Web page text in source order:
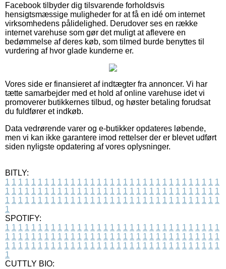
Facebook tilbyder dig tilsvarende forholdsvis
hensigtsmæssige muligheder for at få en idé om internet
virksomhedens pålidelighed. Derudover ses en række
internet varehuse som gør det muligt at aflevere en
bedømmelse af deres køb, som tilmed burde benyttes til
vurdering af hvor glade kunderne er.
Vores side er finansieret af indtægter fra annoncer. Vi har
tætte samarbejder med et hold af online varehuse idet vi
promoverer butikkernes tilbud, og høster betaling forudsat
du fuldfører et indkøb.
Data vedrørende varer og e-butikker opdateres løbende,
men vi kan ikke garantere imod rettelser der er blevet udført
siden nyligste opdatering af vores oplysninger.
BITLY:
1 1 1 1 1 1 1 1 1 1 1 1 1 1 1 1 1 1 1 1 1 1 1 1 1 1 1 1 1 1 1 1 1
1 1 1 1 1 1 1 1 1 1 1 1 1 1 1 1 1 1 1 1 1 1 1 1 1 1 1 1 1 1 1 1 1
1 1 1 1 1 1 1 1 1 1 1 1 1 1 1 1 1 1 1 1 1 1 1 1 1 1 1 1 1 1 1 1 1
1
SPOTIFY:
1 1 1 1 1 1 1 1 1 1 1 1 1 1 1 1 1 1 1 1 1 1 1 1 1 1 1 1 1 1 1 1 1
1 1 1 1 1 1 1 1 1 1 1 1 1 1 1 1 1 1 1 1 1 1 1 1 1 1 1 1 1 1 1 1 1
1 1 1 1 1 1 1 1 1 1 1 1 1 1 1 1 1 1 1 1 1 1 1 1 1 1 1 1 1 1 1 1 1
1
CUTTLY BIO: